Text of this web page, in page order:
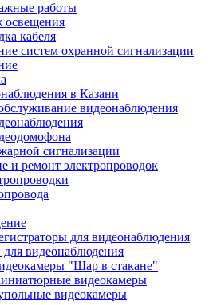
работы
кабеля
систем охранной сигнализации
в Казани
видеонаблюдения
сигнализации
и ремонт электропроводок
для видеонаблюдения
видеонаблюдения
"Шар в стакане"
видеокамеры
видеокамеры